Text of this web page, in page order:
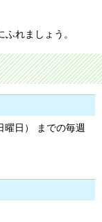
れましょう。
曜日） までの毎週